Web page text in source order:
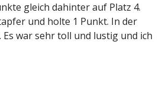
gleich dahinter auf Platz 4.
und holte 1 Punkt. In der
war sehr toll und lustig und ich